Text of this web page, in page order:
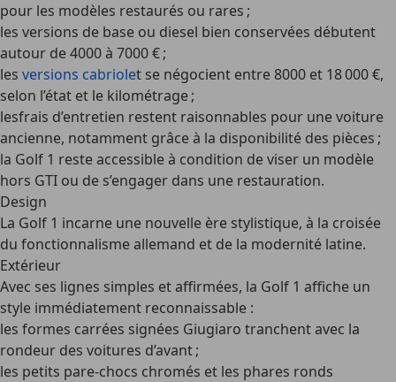
pour les modèles restaurés ou rares ;
les versions de base ou diesel bien conservées débutent
autour de 4000 à 7000 € ;
les versions cabriolet se négocient entre 8000 et 18 000 €,
selon l’état et le kilométrage ;
lesfrais d’entretien restent raisonnables pour une voiture
ancienne, notamment grâce à la disponibilité des pièces ;
la Golf 1 reste accessible à condition de viser un modèle
hors GTI ou de s’engager dans une restauration.
Design
La Golf 1 incarne une nouvelle ère stylistique, à la croisée
du fonctionnalisme allemand et de la modernité latine.
Extérieur
Avec ses lignes simples et affirmées, la Golf 1 affiche un
style immédiatement reconnaissable :
les formes carrées signées Giugiaro tranchent avec la
rondeur des voitures d’avant ;
les petits pare-chocs chromés et les phares ronds